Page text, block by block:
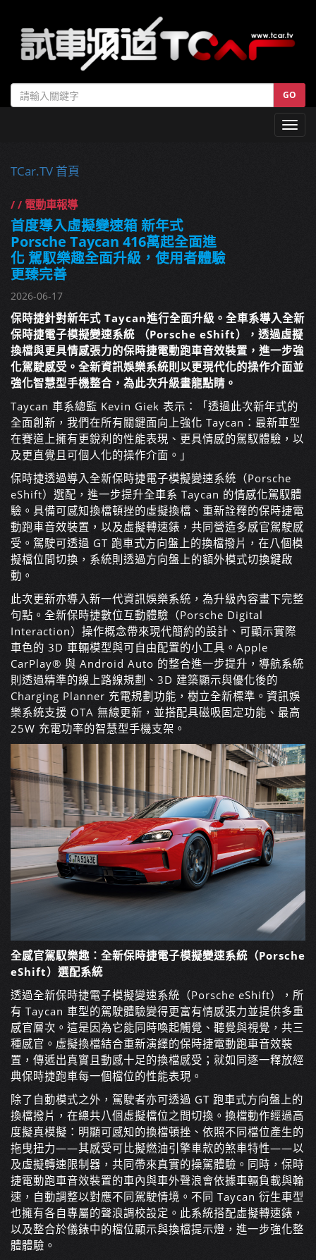
GO
TCar.TV 首頁
/ / 電動車報導
首度導入虛擬變速箱 新年式
Porsche Taycan 416萬起全面進
化 駕馭樂趣全面升級，使用者體驗
更臻完善
2026-06-17
保時捷針對新年式 Taycan進行全面升級。全車系導入全新
保時捷電子模擬變速系統 （Porsche eShift），透過虛擬
換檔與更具情感張力的保時捷電動跑車音效裝置，進一步強
化駕駛感受。全新資訊娛樂系統則以更現代化的操作介面並
強化智慧型手機整合，為此次升級畫龍點睛。
Taycan 車系總監 Kevin Giek 表示：「透過此次新年式的
全面創新，我們在所有關鍵面向上強化 Taycan：最新車型
在賽道上擁有更銳利的性能表現、更具情感的駕馭體驗，以
及更直覺且可個人化的操作介面。」
保時捷透過導入全新保時捷電子模擬變速系統（Porsche
eShift）選配，進一步提升全車系 Taycan 的情感化駕馭體
驗。具備可感知換檔頓挫的虛擬換檔、重新詮釋的保時捷電
動跑車音效裝置，以及虛擬轉速錶，共同營造多感官駕駛感
受。駕駛可透過 GT 跑車式方向盤上的換檔撥片，在八個模
擬檔位間切換，系統則透過方向盤上的額外模式切換鍵啟
動。
此次更新亦導入新一代資訊娛樂系統，為升級內容畫下完整
句點。全新保時捷數位互動體驗（Porsche Digital
Interaction）操作概念帶來現代簡約的設計、可顯示實際
車色的 3D 車輛模型與可自由配置的小工具。Apple
CarPlay® 與 Android Auto 的整合進一步提升，導航系統
則透過精準的線上路線規劃、3D 建築顯示與優化後的
Charging Planner 充電規劃功能，樹立全新標準。資訊娛
樂系統支援 OTA 無線更新，並搭配具磁吸固定功能、最高
25W 充電功率的智慧型手機支架。
全感官駕馭樂趣：全新保時捷電子模擬變速系統（Porsche
eShift）選配系統
透過全新保時捷電子模擬變速系統（Porsche eShift），所
有 Taycan 車型的駕駛體驗變得更富有情感張力並提供多重
感官層次。這是因為它能同時喚起觸覺、聽覺與視覺，共三
種感官。虛擬換檔結合重新演繹的保時捷電動跑車音效裝
置，傳遞出真實且動感十足的換檔感受；就如同逐一釋放經
典保時捷跑車每一個檔位的性能表現。
除了自動模式之外，駕駛者亦可透過 GT 跑車式方向盤上的
換檔撥片，在總共八個虛擬檔位之間切換。換檔動作經過高
度擬真模擬：明顯可感知的換檔頓挫、依照不同檔位產生的
拖曳扭力——其感受可比擬燃油引擎車款的煞車特性——以
及虛擬轉速限制器，共同帶來真實的操駕體驗。同時，保時
捷電動跑車音效裝置的車內與車外聲浪會依據車輛負載與輪
速，自動調整以對應不同駕駛情境。不同 Taycan 衍生車型
也擁有各自專屬的聲浪調校設定。此系統搭配虛擬轉速錶，
以及整合於儀錶中的檔位顯示與換檔提示燈，進一步強化整
體體驗。